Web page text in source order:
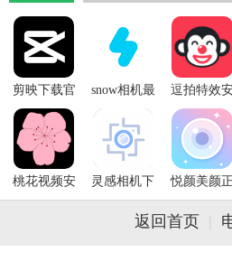
剪映下载官
方免费版
snow相机最
新版下载
逗拍特效
卓版下载
桃花视频安
卓版下载
灵感相机下
载安卓版
悦颜美颜正
版下载
返回首页